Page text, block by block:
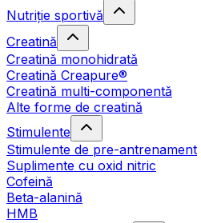
Nutriție sportivă
Creatină
Creatină monohidrată
Creatină Creapure®
Creatină multi-componentă
Alte forme de creatină
Stimulente
Stimulente de pre-antrenament
Suplimente cu oxid nitric
Cofeină
Beta-alanină
HMB